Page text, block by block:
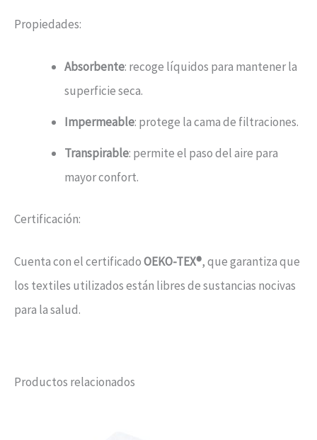
Propiedades:
Absorbente: recoge líquidos para mantener la
superficie seca.
Impermeable: protege la cama de filtraciones.
Transpirable: permite el paso del aire para
mayor confort.
Certificación:
Cuenta con el certificadoOEKO-TEX®, que garantiza que
los textiles utilizados están libres de sustancias nocivas
para la salud.
Productos relacionados